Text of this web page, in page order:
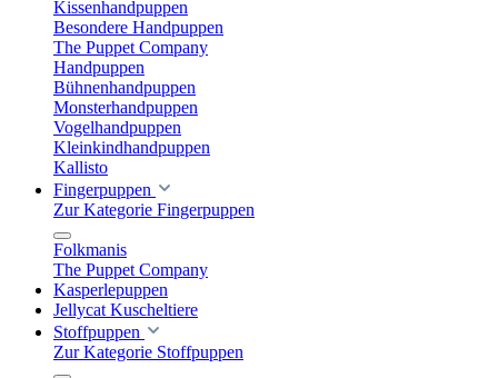
Kissenhandpuppen
Besondere Handpuppen
The Puppet Company
Handpuppen
Bühnenhandpuppen
Monsterhandpuppen
Vogelhandpuppen
Kleinkindhandpuppen
Kallisto
Fingerpuppen
Zur Kategorie Fingerpuppen
Folkmanis
The Puppet Company
Kasperlepuppen
Jellycat Kuscheltiere
Stoffpuppen
Zur Kategorie Stoffpuppen